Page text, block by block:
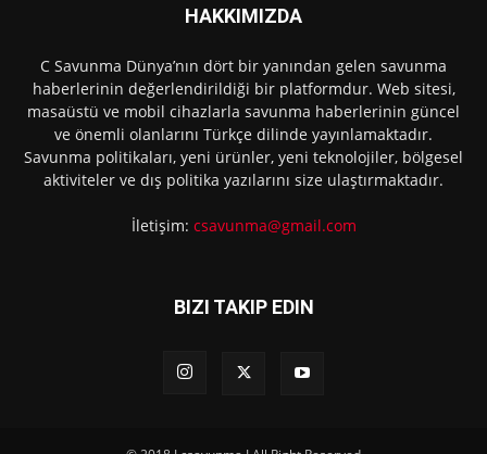
HAKKIMIZDA
C Savunma Dünya’nın dört bir yanından gelen savunma
haberlerinin değerlendirildiği bir platformdur. Web sitesi,
masaüstü ve mobil cihazlarla savunma haberlerinin güncel
ve önemli olanlarını Türkçe dilinde yayınlamaktadır.
Savunma politikaları, yeni ürünler, yeni teknolojiler, bölgesel
aktiviteler ve dış politika yazılarını size ulaştırmaktadır.
İletişim: csavunma@gmail.com
BIZI TAKIP EDIN